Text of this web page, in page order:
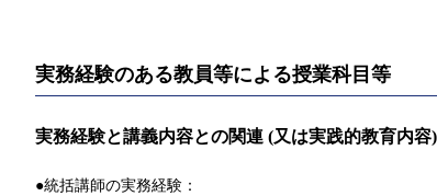
実務経験のある教員等による授業科目等
実務経験と講義内容との関連 (又は実践的教育内容)
●統括講師の実務経験：